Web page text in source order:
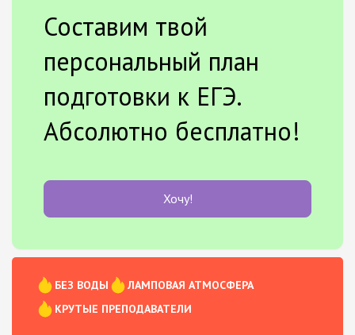
Составим твой
персональный план
подготовки к ЕГЭ.
Абсолютно бесплатно!
Хочу!
БЕЗ ВОДЫ
ЛАМПОВАЯ АТМОСФЕРА
КРУТЫЕ ПРЕПОДАВАТЕЛИ